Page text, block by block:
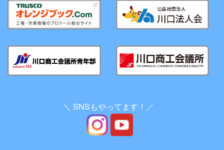
＼ SNSもやってます！／